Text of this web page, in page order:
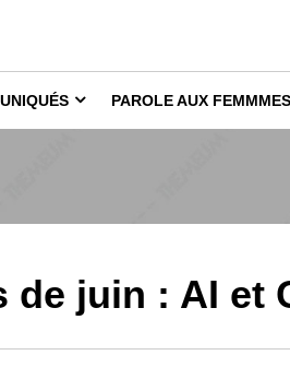
PAROLE AUX FEMMMES
juin : AI et